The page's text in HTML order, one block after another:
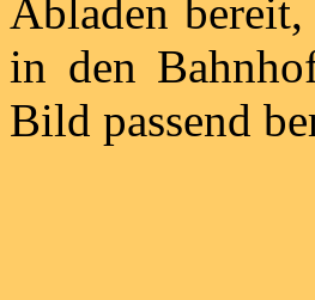
Abladen
in den
Bild passend